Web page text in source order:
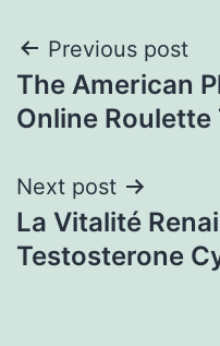
Post
navigation
Previous post
The American
Online Roulette
Next post
La Vitalité
Testosterone